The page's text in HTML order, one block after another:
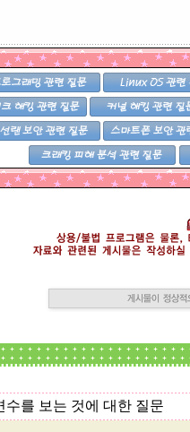
수를 보는 것에 대한 질문